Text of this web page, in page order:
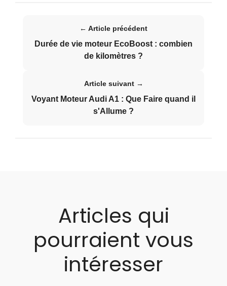
← Article précédent
Durée de vie moteur EcoBoost : combien
de kilomètres ?
Article suivant →
Voyant Moteur Audi A1 : Que Faire quand il
s'Allume ?
Articles qui
pourraient vous
intéresser